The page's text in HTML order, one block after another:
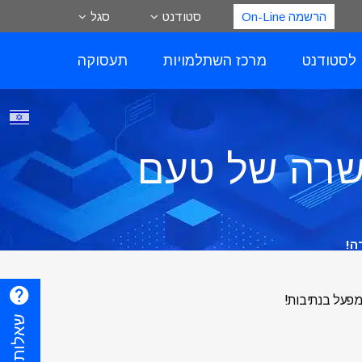
הרשמה On-Line סטודנט סגל
לסטודנט מרכז השתלמויות תעסוקה
של טעם